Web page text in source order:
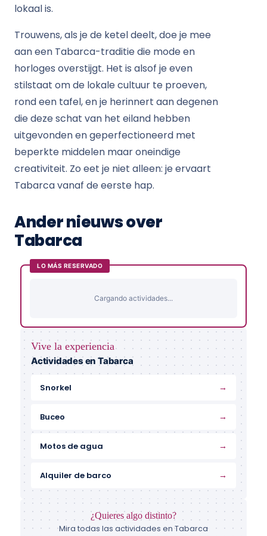
lokaal is.
Trouwens, als je de ketel deelt, doe je mee
aan een Tabarca-traditie die mode en
horloges overstijgt. Het is alsof je even
stilstaat om de lokale cultuur te proeven,
rond een tafel, en je herinnert aan degenen
die deze schat van het eiland hebben
uitgevonden en geperfectioneerd met
beperkte middelen maar oneindige
creativiteit. Zo eet je niet alleen: je ervaart
Tabarca vanaf de eerste hap.
Ander nieuws over
Tabarca
LO MÁS RESERVADO
Cargando actividades...
Vive la experiencia
Actividades en Tabarca
Snorkel →
Buceo →
Motos de agua →
Alquiler de barco →
¿Quieres algo distinto?
Mira todas las actividades en Tabarca